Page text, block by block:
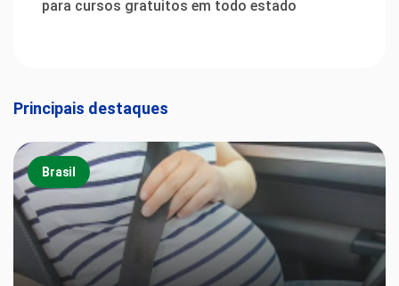
para cursos gratuitos em todo estado
Principais destaques
Brasil